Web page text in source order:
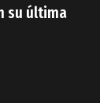
su última